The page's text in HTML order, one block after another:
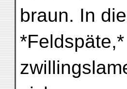
braun. In